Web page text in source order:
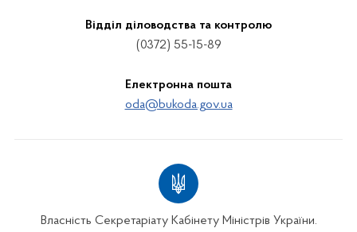
Відділ діловодства та контролю
(0372) 55-15-89
Електронна пошта
oda@bukoda.gov.ua
Власність Секретаріату Кабінету Міністрів України.